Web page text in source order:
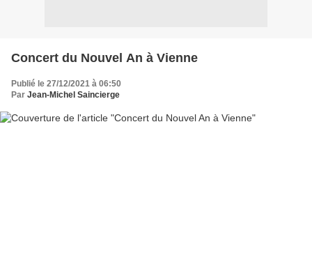
Concert du Nouvel An à Vienne
Publié le 27/12/2021 à 06:50
Par Jean-Michel Saincierge